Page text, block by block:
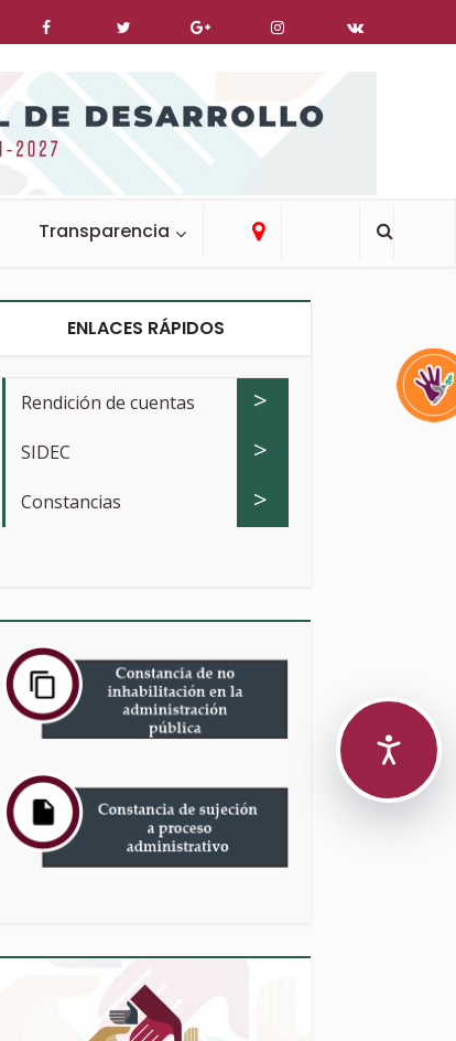
Transparencia
ENLACES RÁPIDOS
Rendición de cuentas >
SIDEC >
Constancias >